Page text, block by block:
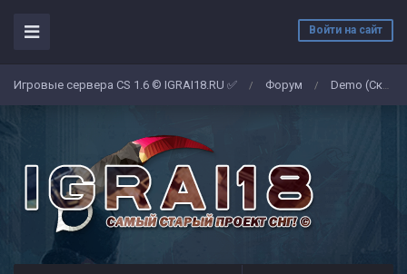
Войти на сайт
Игровые сервера CS 1.6 © IGRAI18.RU ✅ / Форум / Demo (Скриншоты)